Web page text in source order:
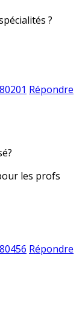
?
Répondre
les profs
Répondre